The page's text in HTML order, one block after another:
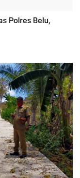
Polres Belu,